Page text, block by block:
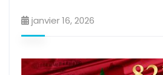
janvier 16, 2026